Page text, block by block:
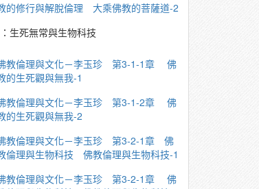
的修行與解脫倫理 大乘佛教的菩薩道-2
生死無常與生物科技
教倫理與文化－李玉珍 第3-1-1章 佛
的生死觀與無我-1
教倫理與文化－李玉珍 第3-1-2章 佛
的生死觀與無我-2
教倫理與文化－李玉珍 第3-2-1章 佛
倫理與生物科技 佛教倫理與生物科技-1
教倫理與文化－李玉珍 第3-2-1章 佛